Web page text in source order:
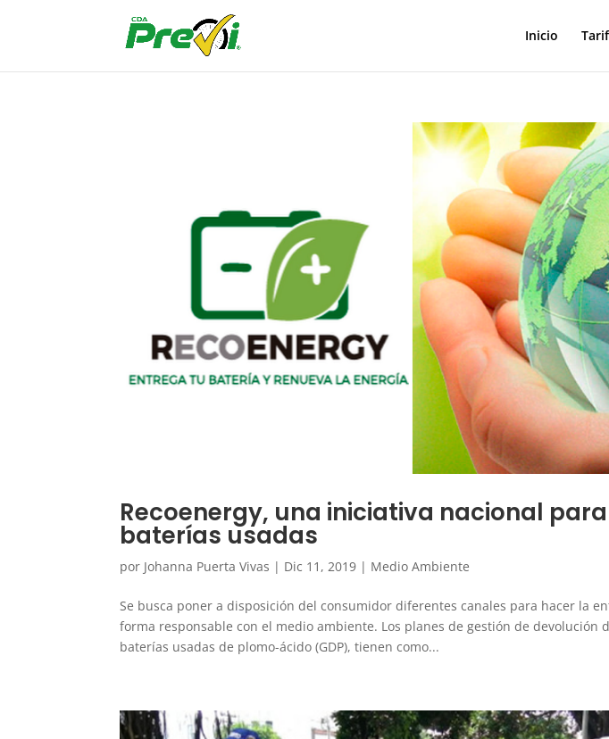
Inicio
Recoenergy, una iniciativa nacional
baterías usadas
por Johanna Puerta Vivas | Dic 11, 2019 | Medio Ambiente
Se busca poner a disposición del consumidor diferentes canales para hacer la
forma responsable con el medio ambiente. Los planes de gestión de devolución
baterías usadas de plomo-ácido (GDP), tienen como...